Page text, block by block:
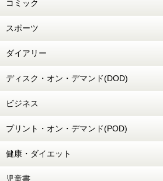
コミック
スポーツ
ダイアリー
ディスク・オン・デマンド(DOD)
ビジネス
プリント・オン・デマンド(POD)
健康・ダイエット
児童書